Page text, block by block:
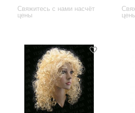
Свяжитесь с нами насчёт
цены